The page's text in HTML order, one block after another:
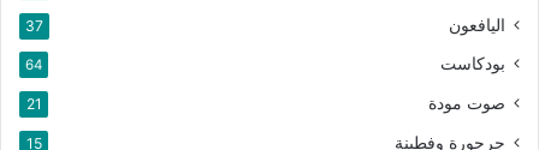
اليافعون 37
بودكاست 64
صوت مودة 21
جرجورة وفطينة 15